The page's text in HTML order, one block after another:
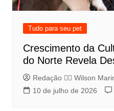
Tudo para seu pet
Crescimento da
do Norte Revela
Redação 👨‍⚖️​ Wilson
10 de julho de 2026